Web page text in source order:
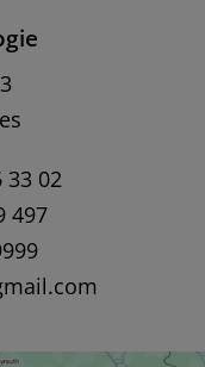
33 02
497